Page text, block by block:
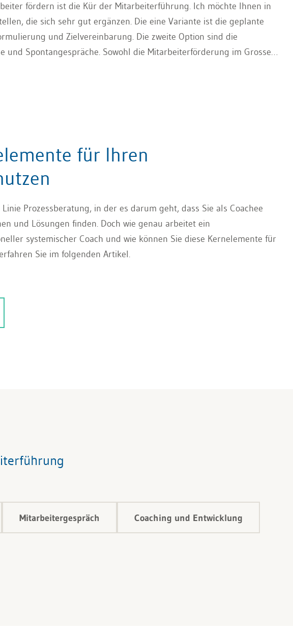
fördern ist die Kür der Mitarbeiterführung. Ich möchte Ihnen in
die sich sehr gut ergänzen. Die eine Variante ist die geplante
und Zielvereinbarung. Die zweite Option sind die
und Spontangespräche. Sowohl die Mitarbeiterförderung im Grossen
für Ihren
Prozessberatung, in der es darum geht, dass Sie als Coachee
und Lösungen finden. Doch wie genau arbeitet ein
systemischer Coach und wie können Sie diese Kernelemente für
Sie im folgenden Artikel.
Mitarbeitergespräch Coaching und Entwicklung